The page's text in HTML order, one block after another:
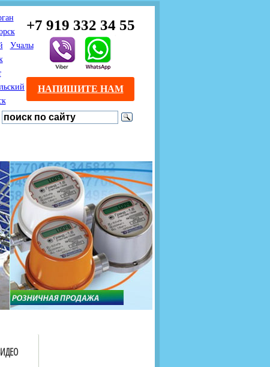
+7 919 332 34 55
Учалы
НАПИШИТЕ НАМ
Предлагаем взаимовыгодное
сотрудничество
монтажникам газового
оборудования. Если Вы
занимаетесь установкой
газового оборудования, мы
предлагаем Вам оптовые
цены и документарное
сопровождение Ваших
продаж (берем всю
бухгалтерию "на себя")